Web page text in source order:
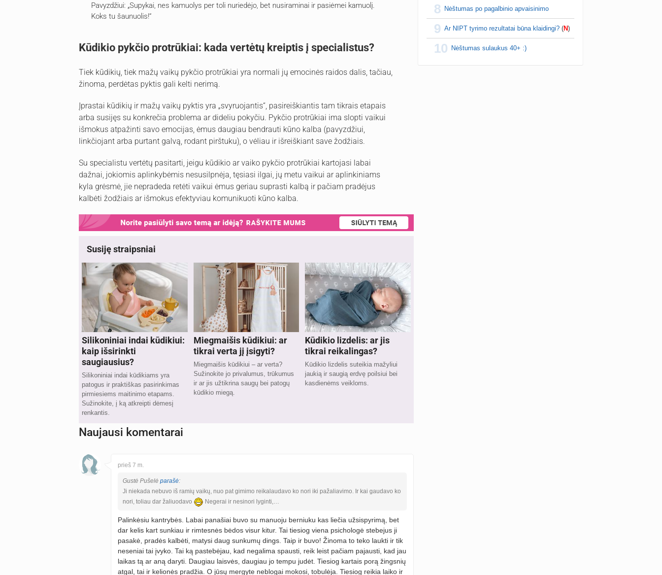
Pavyzdžiui: „Supykai, nes kamuolys per toli nuriedėjo, bet nusiraminai ir pasiėmei kamuolį.
Koks tu šaunuolis!“
Kūdikio pykčio protrūkiai: kada vertėtų kreiptis į specialistus?
Tiek kūdikių, tiek mažų vaikų pykčio protrūkiai yra normali jų emocinės raidos dalis, tačiau,
žinoma, perdėtas pyktis gali kelti nerimą.
Įprastai kūdikių ir mažų vaikų pyktis yra „svyruojantis“, pasireiškiantis tam tikrais etapais
arba susijęs su konkrečia problema ar dideliu pokyčiu. Pykčio protrūkiai ima slopti vaikui
išmokus atpažinti savo emocijas, ėmus daugiau bendrauti kūno kalba (pavyzdžiui,
linkčiojant arba purtant galvą, rodant pirštuku), o vėliau ir išreiškiant save žodžiais.
Su specialistu vertėtų pasitarti, jeigu kūdikio ar vaiko pykčio protrūkiai kartojasi labai
dažnai, jokiomis aplinkybėmis nesusilpnėja, tęsiasi ilgai, jų metu vaikui ar aplinkiniams
kyla grėsmė, jie nepradeda retėti vaikui ėmus geriau suprasti kalbą ir pačiam pradėjus
kalbėti žodžiais ar išmokus efektyviau komunikuoti kūno kalba.
Susiję straipsniai
Silikoniniai indai kūdikiui:
kaip išsirinkti
saugiausius?
Silikoniniai indai kūdikiams yra
patogus ir praktiškas pasirinkimas
pirmiesiems maitinimo etapams.
Sužinokite, į ką atkreipti dėmesį
renkantis.
Miegmaišis kūdikiui: ar
tikrai verta jį įsigyti?
Miegmaišis kūdikiui – ar verta?
Sužinokite jo privalumus, trūkumus
ir ar jis užtikrina saugų bei patogų
kūdikio miegą.
Kūdikio lizdelis: ar jis
tikrai reikalingas?
Kūdikio lizdelis suteikia mažyliui
jaukią ir saugią erdvę poilsiui bei
kasdienėms veikloms.
Naujausi komentarai
prieš 7 m.
Gustė Pušelė parašė:
Ji niekada nebuvo iš ramių vaikų, nuo pat gimimo reikalaudavo ko nori iki pažaliavimo. Ir kai gaudavo ko
nori, toliau dar žaliuodavo
Negerai ir nesinori lyginti,…
Palinkėsiu kantrybės. Labai panašiai buvo su manuoju berniuku kas liečia užsispyrimą, bet
dar kelis kart sunkiau ir rimtesnės bėdos visur kitur. Tai tiesiog viena psichologė stebejus ji
pasakė, pradės kalbėti, matysi daug sunkumų dings. Taip ir buvo! Žinoma to teko laukti ir tik
neseniai tai įvyko. Tai ką pastebėjau, kad negalima spausti, reik leist pačiam pajausti, kad jau
laikas tą ar aną daryti. Daugiau laisvės, daugiau jo tempu judėt. Tiesiog kartais porą žingsnių
atgal, tai ir kelionės pradžia. O jūsų mergyte neblogai mokosi, tobulėja. Tiesiog reikia laiko ir
8 Nėštumas po pagalbinio apvaisinimo
9 Ar NIPT tyrimo rezultatai būna klaidingi? (N)
10 Nėštumas sulaukus 40+ :)